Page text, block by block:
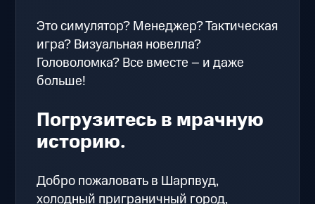
Это симулятор? Менеджер? Тактическая
игра? Визуальная новелла?
Головоломка? Все вместе – и даже
больше!
Погрузитесь в мрачную
историю.
Добро пожаловать в Шарпвуд,
холодный приграничный город,